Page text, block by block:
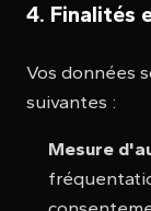
4. Finalités
Vos données
suivantes :
Mesure